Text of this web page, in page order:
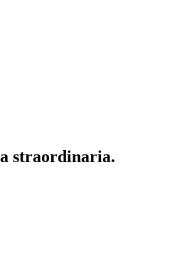
straordinaria.